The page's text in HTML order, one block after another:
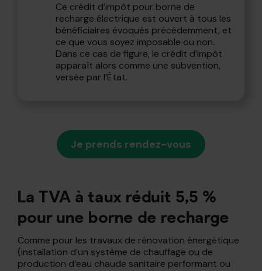
Ce crédit d’impôt pour borne de
recharge électrique est ouvert à tous les
bénéficiaires évoqués précédemment, et
ce que vous soyez imposable ou non.
Dans ce cas de figure, le crédit d’impôt
apparaît alors comme une subvention,
versée par l’État.
Je prends rendez-vous
La TVA à taux réduit 5,5 %
pour une borne de recharge
Comme pour les travaux de rénovation énergétique
(installation d’un système de chauffage ou de
production d’eau chaude sanitaire performant ou